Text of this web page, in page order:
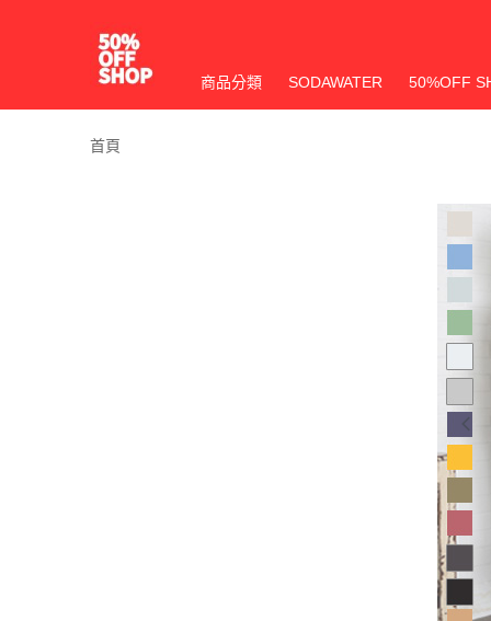
商品分類 SODAWATER 50%OFF
首頁